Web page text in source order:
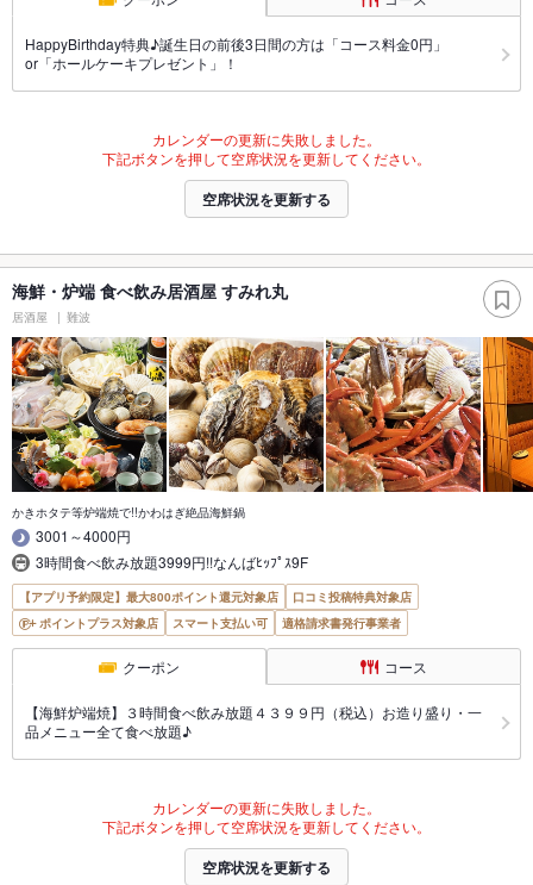
HappyBirthday特典♪誕生日の前後3日間の方は「コース料金0円」
or「ホールケーキプレゼント」！
カレンダーの更新に失敗しました。
下記ボタンを押して空席状況を更新してください。
空席状況を更新する
海鮮・炉端 食べ飲み居酒屋 すみれ丸
居酒屋 難波
かきホタテ等炉端焼で!!かわはぎ絶品海鮮鍋
3001～4000円
3時間食べ飲み放題3999円!!なんばﾋｯﾌﾟｽ9F
【アプリ予約限定】最大800ポイント還元対象店
口コミ投稿特典対象店
ポイントプラス対象店
スマート支払い可 適格請求書発行事業者
クーポン コース
【海鮮炉端焼】３時間食べ飲み放題４３９９円（税込）お造り盛り・一
品メニュー全て食べ放題♪
カレンダーの更新に失敗しました。
下記ボタンを押して空席状況を更新してください。
空席状況を更新する